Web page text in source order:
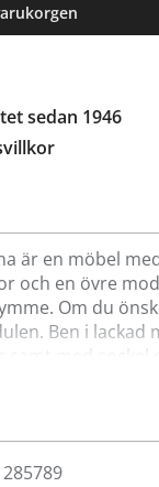
sedan 1946
är en möbel
och en övre
Om du
Ben i lackad
med sockel
i Täby.
285789